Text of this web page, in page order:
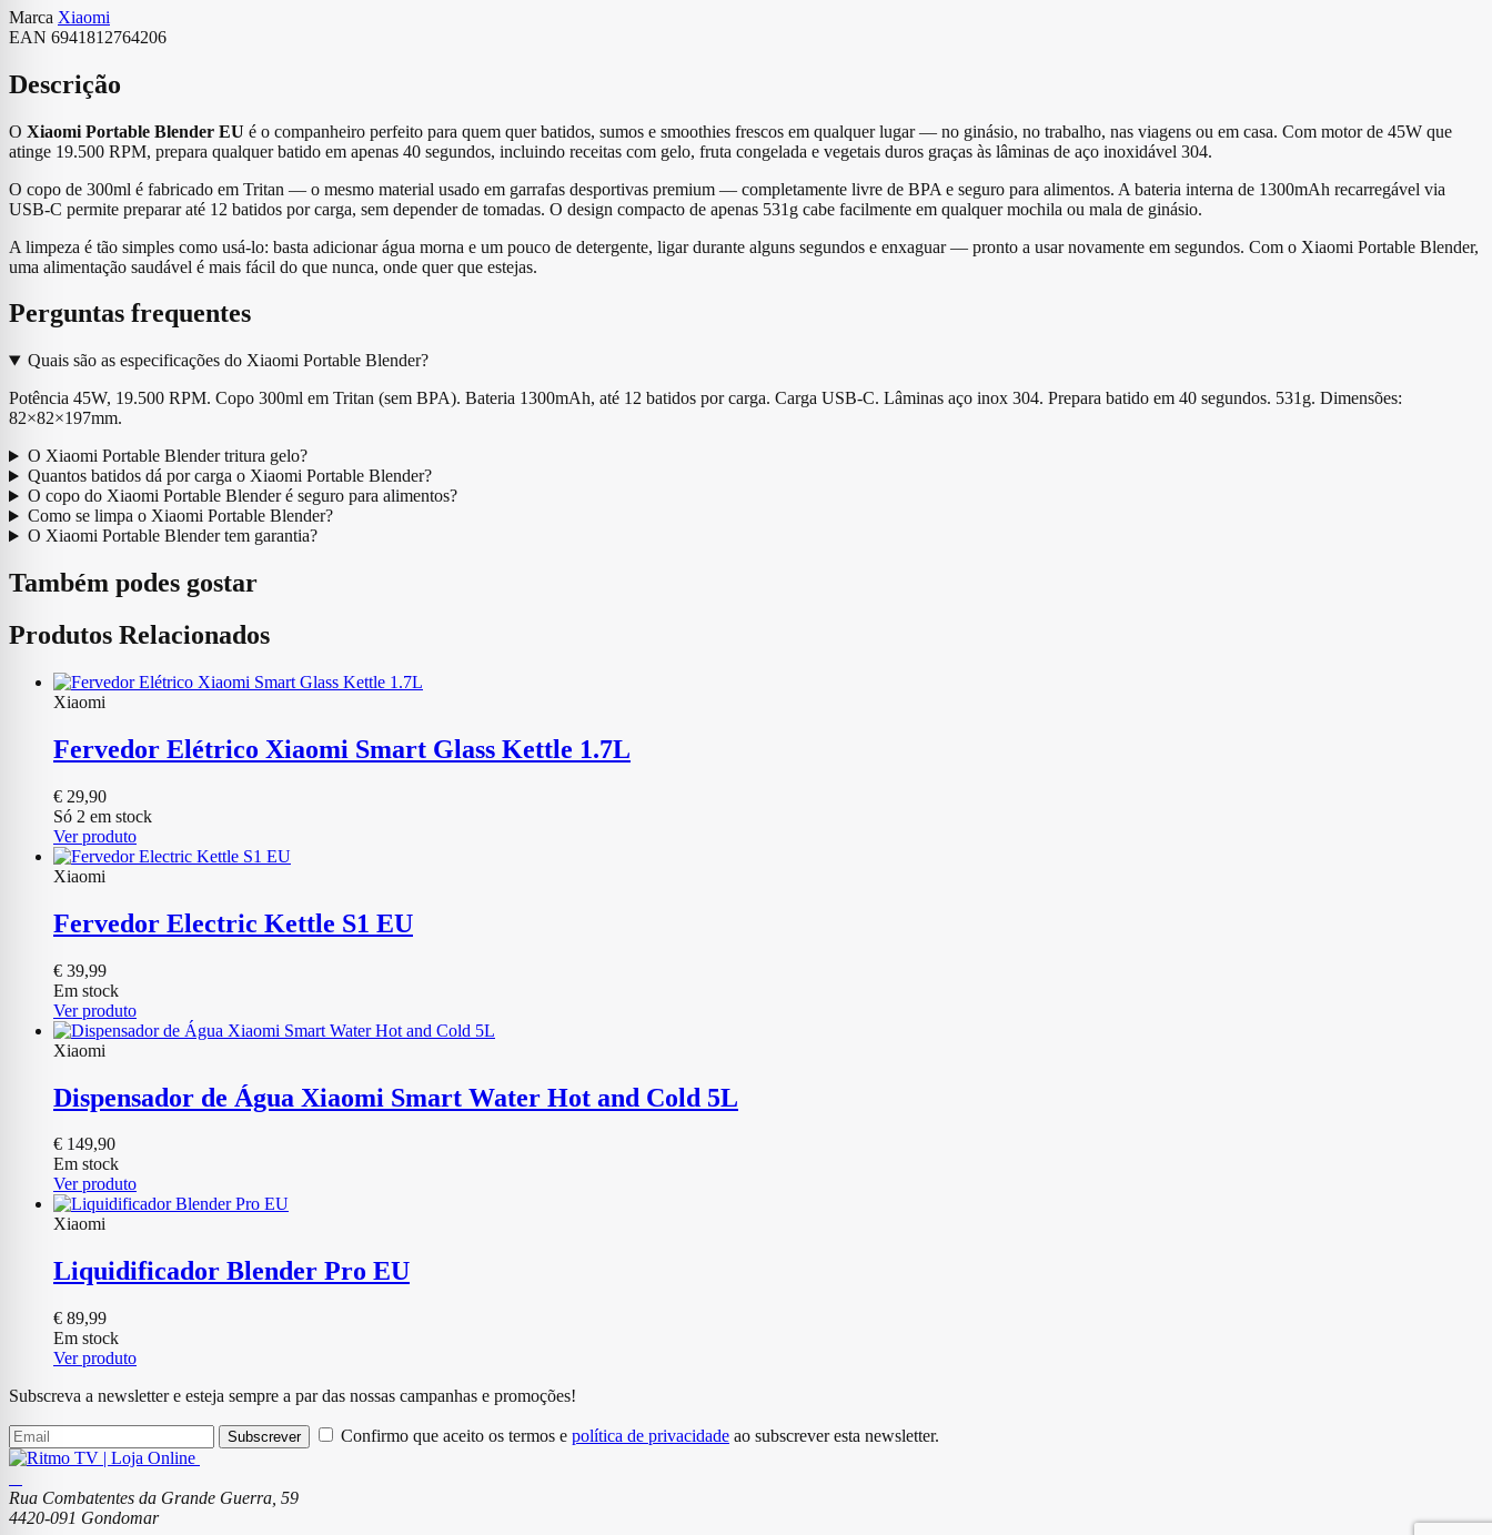
Marca Xiaomi
EAN 6941812764206
Descrição
O Xiaomi Portable Blender EU é o companheiro perfeito para quem quer batidos, sumos e smoothies frescos em qualquer lugar — no ginásio, no trabalho, nas viagens ou em casa. Com motor de 45W que
atinge 19.500 RPM, prepara qualquer batido em apenas 40 segundos, incluindo receitas com gelo, fruta congelada e vegetais duros graças às lâminas de aço inoxidável 304.
O copo de 300ml é fabricado em Tritan — o mesmo material usado em garrafas desportivas premium — completamente livre de BPA e seguro para alimentos. A bateria interna de 1300mAh recarregável via
USB-C permite preparar até 12 batidos por carga, sem depender de tomadas. O design compacto de apenas 531g cabe facilmente em qualquer mochila ou mala de ginásio.
A limpeza é tão simples como usá-lo: basta adicionar água morna e um pouco de detergente, ligar durante alguns segundos e enxaguar — pronto a usar novamente em segundos. Com o Xiaomi Portable Blender,
uma alimentação saudável é mais fácil do que nunca, onde quer que estejas.
Perguntas frequentes
Quais são as especificações do Xiaomi Portable Blender?
Potência 45W, 19.500 RPM. Copo 300ml em Tritan (sem BPA). Bateria 1300mAh, até 12 batidos por carga. Carga USB-C. Lâminas aço inox 304. Prepara batido em 40 segundos. 531g. Dimensões:
82×82×197mm.
O Xiaomi Portable Blender tritura gelo?
Quantos batidos dá por carga o Xiaomi Portable Blender?
O copo do Xiaomi Portable Blender é seguro para alimentos?
Como se limpa o Xiaomi Portable Blender?
O Xiaomi Portable Blender tem garantia?
Também podes gostar
Produtos Relacionados
Xiaomi
Fervedor Elétrico Xiaomi Smart Glass Kettle 1.7L
€ 29,90
Só 2 em stock
Ver produto
Xiaomi
Fervedor Electric Kettle S1 EU
€ 39,99
Em stock
Ver produto
Xiaomi
Dispensador de Água Xiaomi Smart Water Hot and Cold 5L
€ 149,90
Em stock
Ver produto
Xiaomi
Liquidificador Blender Pro EU
€ 89,99
Em stock
Ver produto
Subscreva a newsletter e esteja sempre a par das nossas campanhas e promoções!
Subscrever Confirmo que aceito os termos e política de privacidade ao subscrever esta newsletter.
Rua Combatentes da Grande Guerra, 59
4420-091 Gondomar